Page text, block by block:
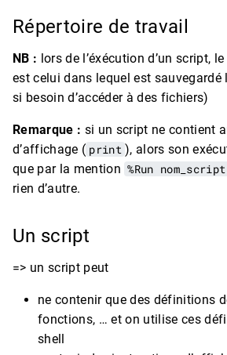
Répertoire de travail
NB : lors de l’éxécution d’un script,
est celui dans lequel est
si besoin d’accéder à des fichiers)
Remarque : si un script ne contient
d’affichage ( print ), alors son
que par la mention %Run
rien d’autre.
Un script
=> un script peut
ne contenir que des définitions
fonctions, … et on utilise ces
shell